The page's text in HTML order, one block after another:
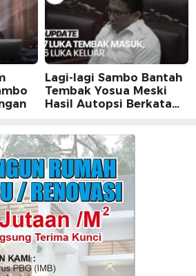
Lagi-lagi Sambo Bantah
Tembak Yosua Meski
Hasil Autopsi Berkata